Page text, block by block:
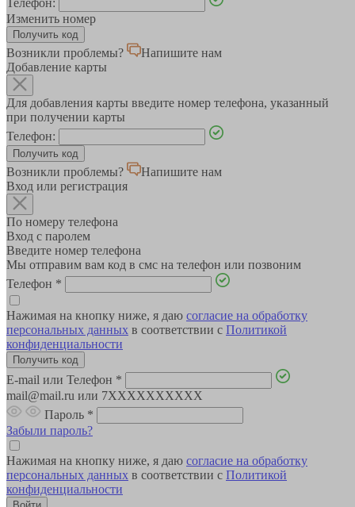
Телефон:
Изменить номер
Возникли проблемы?
Напишите нам
Добавление карты
Для добавления карты введите номер телефона, указанный
при получении карты
Телефон:
Возникли проблемы?
Напишите нам
Вход или регистрация
По номеру телефона
Вход с паролем
Введите номер телефона
Мы отправим вам код в смс на телефон или позвоним
Телефон *
Нажимая на кнопку ниже, я даю согласие на обработку
персональных данных в соответствии с Политикой
конфиденциальности
E-mail или Телефон *
mail@mail.ru или 7XXXXXXXXXX
Пароль *
Забыли пароль?
Нажимая на кнопку ниже, я даю согласие на обработку
персональных данных в соответствии с Политикой
конфиденциальности